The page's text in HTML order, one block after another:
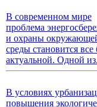
В современном мире
проблема
и охраны
среды становится все
актуальной. Одной
В условиях
повышения